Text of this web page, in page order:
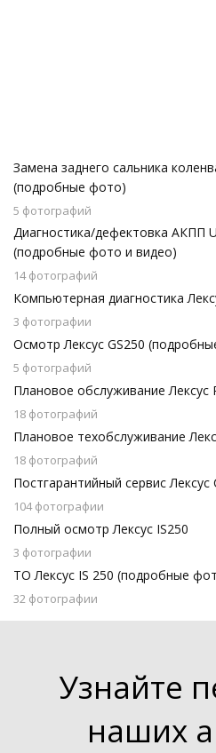
Замена заднего сальника
(подробные фото)
5 фотографий
Диагностика/дефектовка АКПП
(подробные фото и видео)
14 фотографий
Компьютерная диагностика
3 фотографии
Осмотр Лексус GS250
5 фотографий
Плановое обслуживание
18 фотографий
Плановое техобслуживание
18 фотографий
Постгарантийный сервис
104 фотографии
Полный осмотр Лексус IS250
3 фотографии
ТО Лексус IS 250 (подробные
32 фотографии
Узнайте
наших